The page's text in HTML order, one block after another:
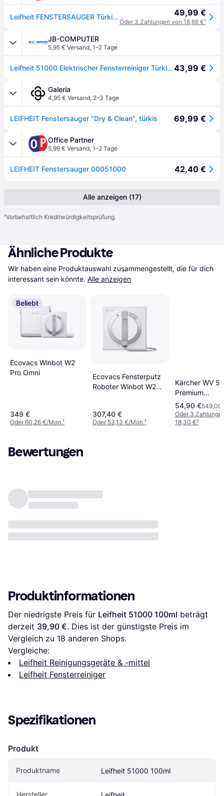
Leifheit FENSTERSAUGER Türkis, Weiß 49,99 €
Oder 3 Zahlungen von 16,66 €¹
JB-COMPUTER
5,95 € Versand, 1–2 Tage
Leifheit 51000 Elektrischer Fensterreiniger Türkis, Weiß43,99 €
Galeria
4,95 € Versand, 2–3 Tage
LEIFHEIT Fenstersauger "Dry & Clean", türkis 69,99 €
Office Partner
5,99 € Versand, 1–2 Tage
LEIFHEIT Fenstersauger 00051000 42,40 €
Alle anzeigen (17)
¹Vorbehaltlich Kreditwürdigkeitsprüfung.
Ähnliche Produkte
Wir haben eine Produktauswahl zusammengestellt, die für dich
interessant sein könnte. Alle anzeigen
Beliebt
Ecovacs Winbot W2
Pro Omni
349 €
Oder 60,26 €/Mon.¹
Ecovacs Fensterputz
Roboter Winbot W2
307,40 €
Oder 53,13 €/Mon.¹
Kärcher WV 5
Premium
Window
White 100ml
54,90 €549,00
Oder 3
18,30 €²
Bewertungen
Produktinformationen
Der niedrigste Preis für Leifheit 51000 100ml beträgt
derzeit 39,90 €. Dies ist der günstigste Preis im
Vergleich zu 18 anderen Shops.
Vergleiche:
Leifheit Reinigungsgeräte & -mittel
Leifheit Fensterreiniger
Spezifikationen
Produkt
Produktname Leifheit 51000 100ml
Hersteller